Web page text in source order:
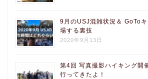
9月のUSJ混雑状況＆ GoTo
場する裏技
2020年9月13日
第4回 写真撮影ハイキング開
行ってきたよ！